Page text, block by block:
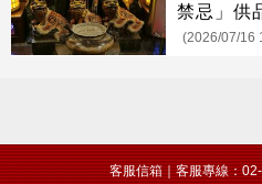
禁忌」供
(2026/07/16
客服信箱｜客服專線：